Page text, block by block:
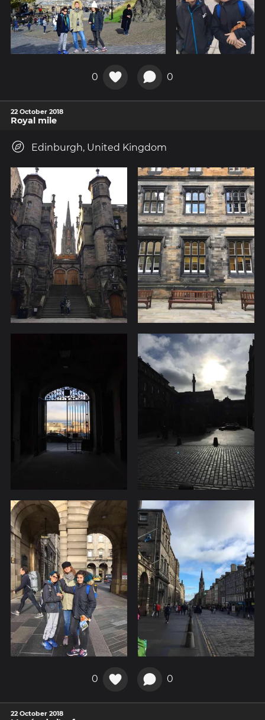
0 0
22 October 2018
Royal mile
Edinburgh, United Kingdom
0 0
22 October 2018